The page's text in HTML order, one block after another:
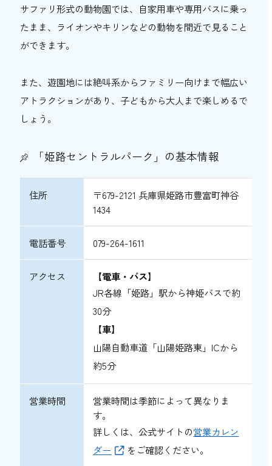
サファリ形式の動物園では、自家用車や専用バスに乗っ
たまま、ライオンやキリンなどの動物を間近で見ること
ができます。
また、遊園地には絶叫系からファミリー向けまで幅広い
アトラクションがあり、子どもから大人まで楽しめるで
しょう。
「姫路セントラルパーク」の基本情報
住所
〒679-2121 兵庫県姫路市豊富町神谷
1434
電話番号 079-264-1611
アクセス
【電車・バス】
JR各線「姫路」駅から神姫バスで約
30分
【車】
山陽自動車道「山陽姫路東」ICから
約5分
営業時間
営業時間は季節によって異なりま
す。
詳しくは、公式サイトの営業カレン
ダー
をご確認ください。